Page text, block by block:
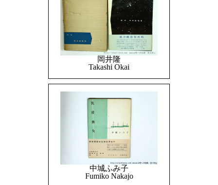
岡井隆
Takashi Okai
中城ふみ子
Fumiko Nakajo